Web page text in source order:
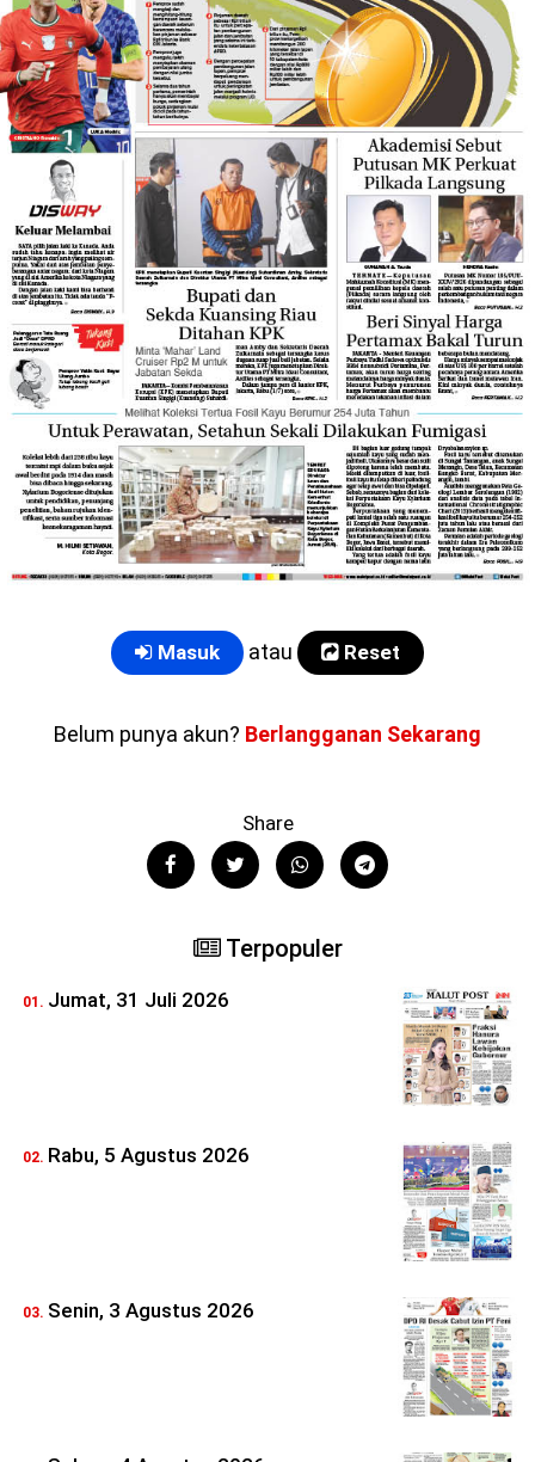
Masuk atau Reset
Belum punya akun? Berlangganan Sekarang
Share
Terpopuler
Jumat, 31 Juli 2026
Rabu, 5 Agustus 2026
Senin, 3 Agustus 2026